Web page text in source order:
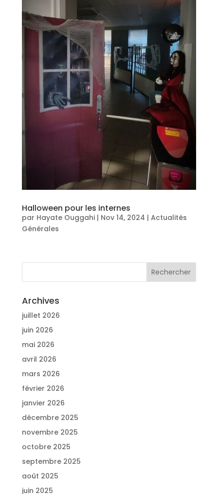
Halloween pour les internes
par Hayate Ouggahi| Nov 14, 2024 | Actualités
Générales
Archives
juillet 2026
juin 2026
mai 2026
avril 2026
mars 2026
février 2026
janvier 2026
décembre 2025
novembre 2025
octobre 2025
septembre 2025
août 2025
juin 2025